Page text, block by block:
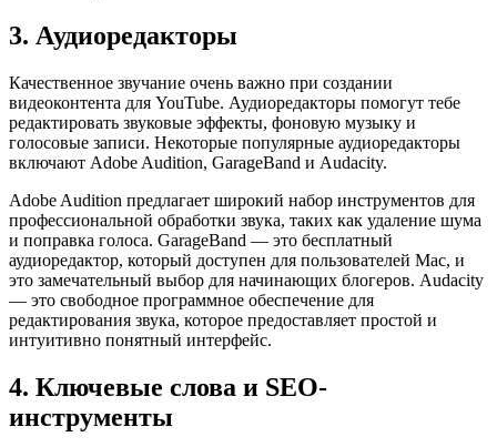
3. Аудиоредакторы
Качественное звучание очень важно при создании
видеоконтента для YouTube. Аудиоредакторы помогут тебе
редактировать звуковые эффекты, фоновую музыку и
голосовые записи. Некоторые популярные аудиоредакторы
включают Adobe Audition, GarageBand и Audacity.
Adobe Audition предлагает широкий набор инструментов для
профессиональной обработки звука, таких как удаление шума
и поправка голоса. GarageBand — это бесплатный
аудиоредактор, который доступен для пользователей Mac, и
это замечательный выбор для начинающих блогеров. Audacity
— это свободное программное обеспечение для
редактирования звука, которое предоставляет простой и
интуитивно понятный интерфейс.
4. Ключевые слова и SEO-
инструменты